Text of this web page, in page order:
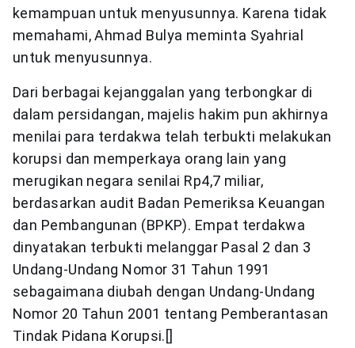
kemampuan untuk menyusunnya. Karena tidak
memahami, Ahmad Bulya meminta Syahrial
untuk menyusunnya.
Dari berbagai kejanggalan yang terbongkar di
dalam persidangan, majelis hakim pun akhirnya
menilai para terdakwa telah terbukti melakukan
korupsi dan memperkaya orang lain yang
merugikan negara senilai Rp4,7 miliar,
berdasarkan audit Badan Pemeriksa Keuangan
dan Pembangunan (BPKP). Empat terdakwa
dinyatakan terbukti melanggar Pasal 2 dan 3
Undang-Undang Nomor 31 Tahun 1991
sebagaimana diubah dengan Undang-Undang
Nomor 20 Tahun 2001 tentang Pemberantasan
Tindak Pidana Korupsi.[]